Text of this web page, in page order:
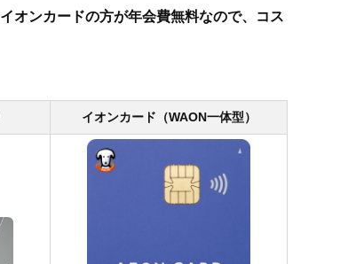
イオンカードの方が年会費無料なので、コス
イオンカード（WAON一体型）